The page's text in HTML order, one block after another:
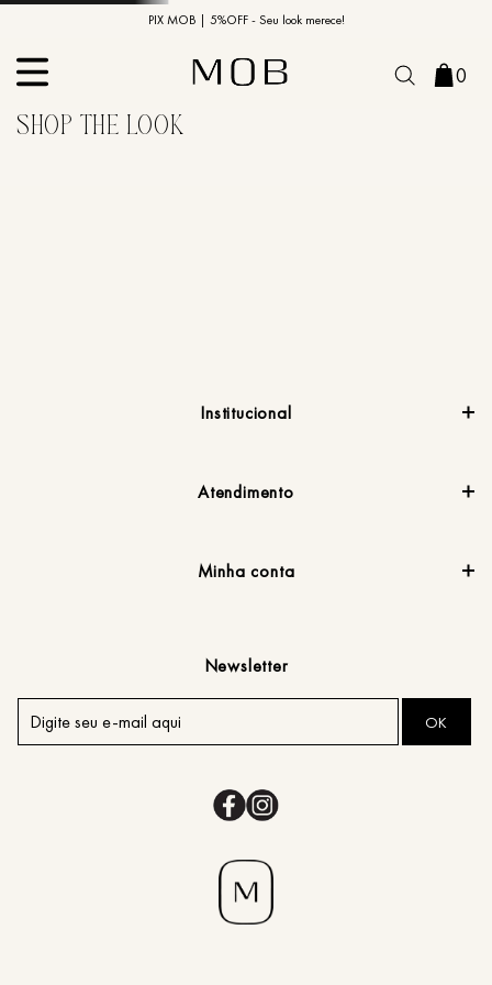
PIX MOB | 5%OFF - Seu look merece!
10% OFF na primeira compra | Cupom: BEMVINDO10*
0
Institucional
Atendimento
Minha conta
Newsletter
OK